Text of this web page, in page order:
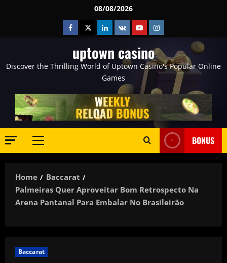
08/08/2026
Facebook
TwitterLinkedin
VK YoutubeInstagram
uptown casino
Discover the Thrilling World of Uptown Casino's Popular Online
Games
Primary
BONUS
Home
Baccarat
Palmeiras Quer Aproveitar Bom Retrospecto Na
Arena Pantanal Para Embalar No Brasileirão
Baccarat